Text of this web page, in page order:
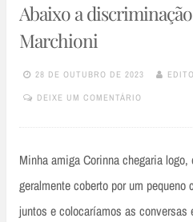
Abaixo a
Marchioni
28 DE OUTUBRO DE 2023
DEIXE UM COMENTÁRIO
Minha amiga Corinna chegaria
geralmente coberto por um
juntos e colocaríamos as